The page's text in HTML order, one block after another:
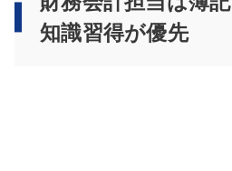
知識習得が優先